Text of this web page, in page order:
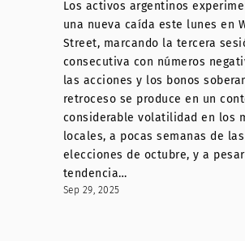
Los activos argentinos
una nueva caída este lunes en
Street, marcando la tercera
consecutiva con números
las acciones y los bonos
retroceso se produce en un
considerable volatilidad en los
locales, a pocas semanas de las
elecciones de octubre, y a
tendencia…
Sep 29, 2025